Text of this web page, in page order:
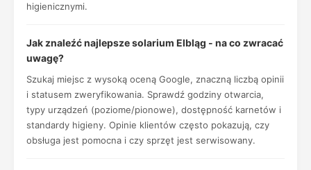
higienicznymi.
Jak znaleźć najlepsze solarium Elbląg - na co zwracać
uwagę?
Szukaj miejsc z wysoką oceną Google, znaczną liczbą opinii
i statusem zweryfikowania. Sprawdź godziny otwarcia,
typy urządzeń (poziome/pionowe), dostępność karnetów i
standardy higieny. Opinie klientów często pokazują, czy
obsługa jest pomocna i czy sprzęt jest serwisowany.